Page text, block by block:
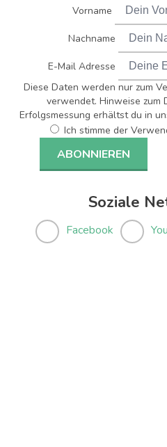
Vorname
Nachname
E-Mail Adresse
Diese Daten werden nur zum
verwendet. Hinweise zum
Erfolgsmessung erhältst du in
Ich stimme der
Soziale
Facebook